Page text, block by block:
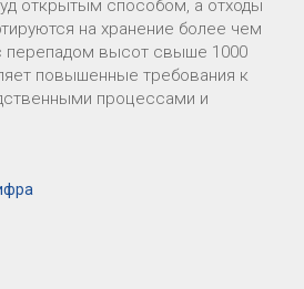
открытым способом, а отходы
на хранение более чем
перепадом высот свыше 1000
повышенные требования к
процессами и